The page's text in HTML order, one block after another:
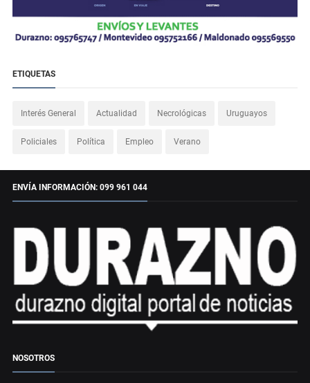
ETIQUETAS
Interés General Actualidad Necrológicas Uruguayos
Policiales Política Empleo Verano
ENVÍA INFORMACIÓN: 099 961 044
NOSOTROS